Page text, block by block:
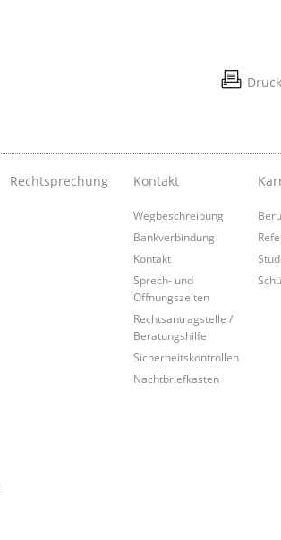
Rechtsprechung Kontakt
Wegbeschreibung
Bankverbindung
Kontakt
Sprech- und
Öffnungszeiten
Rechtsantragstelle /
Beratungshilfe
Sicherheitskontrollen
Nachtbriefkasten